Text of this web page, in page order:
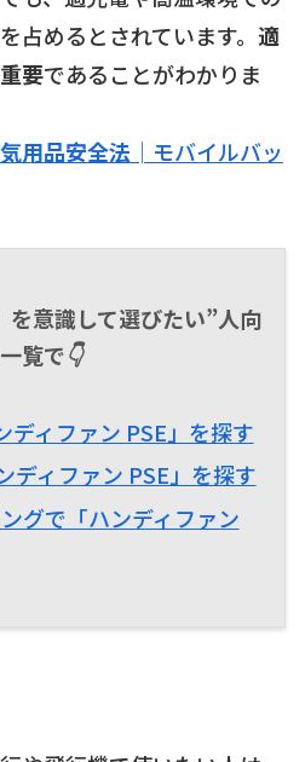
占めるとされています。 適
要であることがわかりま
用品安全法 │モバイルバッ
を意識して選びたい”人向
覧で👇
ィファン PSE」を探す
ディファン PSE」を探す
グで「ハンディファン